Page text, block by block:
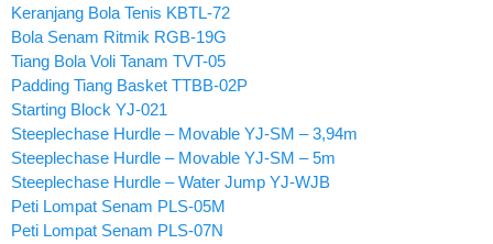
Keranjang Bola Tenis KBTL-72
Bola Senam Ritmik RGB-19G
Tiang Bola Voli Tanam TVT-05
Padding Tiang Basket TTBB-02P
Starting Block YJ-021
Steeplechase Hurdle – Movable YJ-SM – 3,94m
Steeplechase Hurdle – Movable YJ-SM – 5m
Steeplechase Hurdle – Water Jump YJ-WJB
Peti Lompat Senam PLS-05M
Peti Lompat Senam PLS-07N